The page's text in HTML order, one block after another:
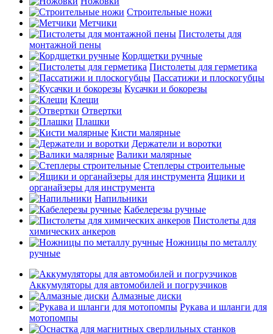
Строительные ножи
Метчики
Пистолеты для
монтажной пены
Кордщетки ручные
Пистолеты для герметика
Пассатижи и плоскогубцы
Кусачки и бокорезы
Клещи
Отвертки
Плашки
Кисти малярные
Держатели и воротки
Валики малярные
Степлеры строительные
Ящики и
органайзеры для инструмента
Напильники
Кабелерезы ручные
Пистолеты для
химических анкеров
Ножницы по металлу
ручные
Аккумуляторы для автомобилей и погрузчиков
Алмазные диски
Рукава и шланги для
мотопомпы